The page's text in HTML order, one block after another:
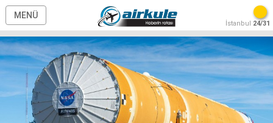
MENÜ
İstanbul 24/31